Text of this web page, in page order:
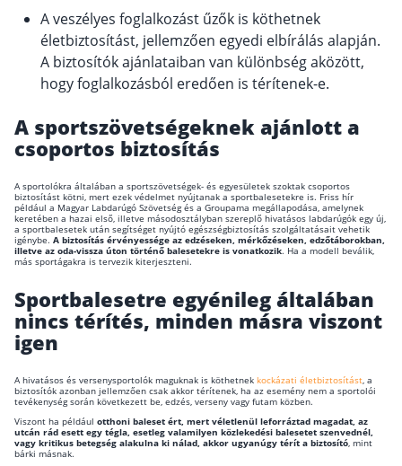
Csoportos életbiztosítás
Kockázati életbiztosítás 🛡
Euróalapú megtakarításos életbiztosítás
Megtakarítással kombinált életbiztosítás
Vegyes életbiztosítás
Befektetési egységekhez kötött életbiztosítás
Egészségbiztosítás
Egészségbiztosítás cégeknek
Magán egészségbiztosítás 💊
Betegbiztosítás
Egészségbiztosítás kalkulátor
Befektetés
A veszélyes foglalkozást űzők is köthetnek
életbiztosítást, jellemzően egyedi elbírálás alapján.
A biztosítók ajánlataiban van különbség aközött,
hogy foglalkozásból eredően is térítenek-e.
A sportszövetségeknek ajánlott a
csoportos biztosítás
A sportolókra általában a sportszövetségek- és egyesületek szoktak csoportos
biztosítást kötni, mert ezek védelmet nyújtanak a sportbalesetekre is. Friss hír
például a Magyar Labdarúgó Szövetség és a Groupama megállapodása, amelynek
keretében a hazai első, illetve másodosztályban szereplő hivatásos labdarúgók egy új,
a sportbalesetek után segítséget nyújtó egészségbiztosítás szolgáltatásait vehetik
igénybe. A biztosítás érvényessége az edzéseken, mérkőzéseken, edzőtáborokban,
illetve az oda-vissza úton történő balesetekre is vonatkozik. Ha a modell beválik,
más sportágakra is tervezik kiterjeszteni.
Sportbalesetre egyénileg általában
nincs térítés, minden másra viszont
igen
A hivatásos és versenysportolók maguknak is köthetnek kockázati életbiztosítást, a
biztosítók azonban jellemzően csak akkor térítenek, ha az esemény nem a sportolói
tevékenység során következett be, edzés, verseny vagy futam közben.
Viszont ha például otthoni baleset ért, mert véletlenül leforráztad magadat, az
utcán rád esett egy tégla, esetleg valamilyen közlekedési balesetet szenvednél,
vagy kritikus betegség alakulna ki nálad, akkor ugyanúgy térít a biztosító, mint
bárki másnak.